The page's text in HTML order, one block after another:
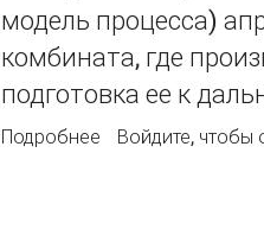
модель процесса)
комбината, где
подготовка ее к
Подробнее оВойдите, чтобы